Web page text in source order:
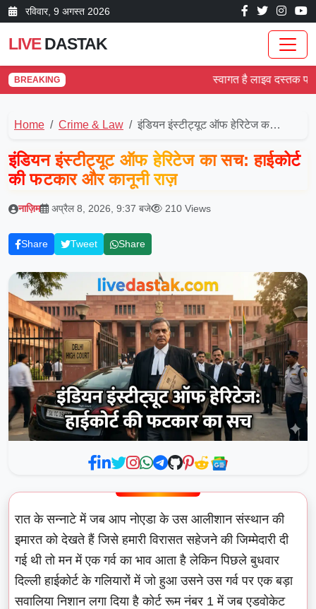
रविवार, 9 अगस्त 2026
LIVEDASTAK
BREAKING स्वागत है लाइव दस्तक पर!
Home Crime & Law इंडियन इंस्टीट्यूट ऑफ हेरिटेज क…
इंडियन इंस्टीट्यूट ऑफ हेरिटेज का सच: हाईकोर्ट
की फटकार और कानूनी राज़
नाज़िम अप्रैल 8, 2026, 9:37 बजे 210 Views
Share Tweet Share
रात के सन्नाटे में जब आप नोएडा के उस आलीशान संस्थान की
इमारत को देखते हैं जिसे हमारी विरासत सहेजने की जिम्मेदारी दी
गई थी तो मन में एक गर्व का भाव आता है लेकिन पिछले बुधवार
दिल्ली हाईकोर्ट के गलियारों में जो हुआ उसने उस गर्व पर एक बड़ा
सवालिया निशान लगा दिया है कोर्ट रूम नंबर 1 में जब एडवोकेट